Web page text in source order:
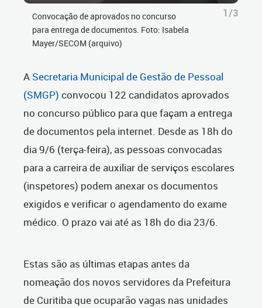
Convocação de aprovados no concurso
para entrega de documentos. Foto: Isabela
Mayer/SECOM (arquivo)
1/3
A Secretaria Municipal de Gestão de Pessoal
(SMGP) convocou 122 candidatos aprovados
no concurso público para que façam a entrega
de documentos pela internet. Desde as 18h do
dia 9/6 (terça-feira), as pessoas convocadas
para a carreira de auxiliar de serviços escolares
(inspetores) podem anexar os documentos
exigidos e verificar o agendamento do exame
médico. O prazo vai até as 18h do dia 23/6.
Estas são as últimas etapas antes da
nomeação dos novos servidores da Prefeitura
de Curitiba que ocuparão vagas nas unidades